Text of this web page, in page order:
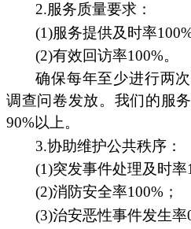
2.服务质量要求：
(1)服务提供及时率100%
(2)有效回访率100%。
确保每年至少进行两
调查问卷发放。我们的服
90%以上。
3.协助维护公共秩序：
(1)突发事件处理及时率
(2)消防安全率100%；
(3)治安恶性事件发生率0